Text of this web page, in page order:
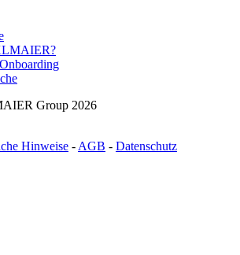
Group 2026
Hinweise -AGB - Datenschutz